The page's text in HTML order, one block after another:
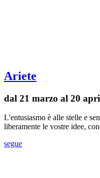
Ariete
dal 21 marzo al 20
L'entusiasmo è alle stelle e
liberamente le vostre idee,
segue